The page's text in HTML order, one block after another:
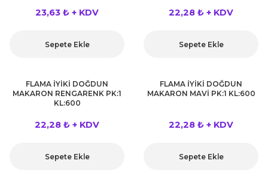
Malzemeleri
23,63 ₺ + KDV
Sepete Ekle
22,28 ₺ + KDV
Sepete Ekle
FLAMA İYİKİ DOĞDUN
MAKARON RENGARENK PK:1
KL:600
22,28 ₺ + KDV
Sepete Ekle
FLAMA İYİKİ DOĞDUN
MAKARON MAVİ PK:1 KL:600
22,28 ₺ + KDV
Sepete Ekle